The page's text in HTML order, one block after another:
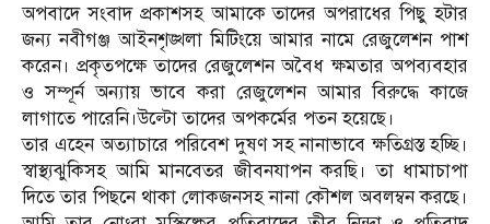
অপবাদে সংবাদ প্রকাশসহ আমাকে তাদের অপরাধের পিছু হটার
জন্য নবীগঞ্জ আইনশৃঙ্খলা মিটিংয়ে আমার নামে রেজুলেশন পাশ
করেন। প্রকৃতপক্ষে তাদের রেজুলেশন অবৈধ ক্ষমতার অপব্যবহার
ও সম্পূর্ন অন্যায় ভাবে করা রেজুলেশন আমার বিরুদ্ধে কাজে
লাগাতে পারেনি।উল্টো তাদের অপকর্মের পতন হয়েছে।
তার এহেন অত্যাচারে পরিবেশ দুষণ সহ নানাভাবে ক্ষতিগ্রস্ত হচ্ছি।
স্বাস্থ্যঝুকিসহ আমি মানবেতর জীবনযাপন করছি। তা ধামাচাপা
দিতে তার পিছনে থাকা লোকজনসহ নানা কৌশল অবলম্বন করছে।